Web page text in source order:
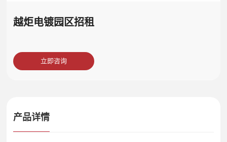
越炬电镀园区招租
立即咨询
产品详情